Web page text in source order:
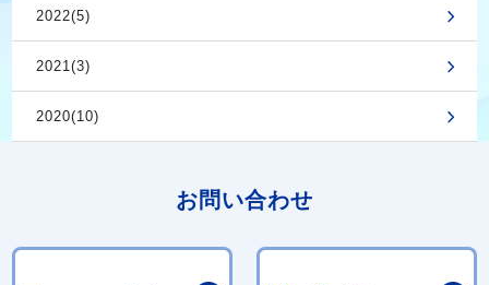
2022(5)
2021(3)
2020(10)
お問い合わせ